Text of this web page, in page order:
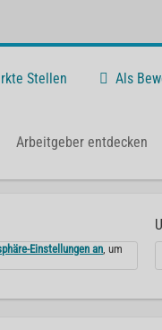
Stellen Als
Arbeitgeber entdecken
Einstellungen an, um